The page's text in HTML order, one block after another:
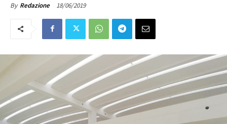
By Redazione 18/06/2019